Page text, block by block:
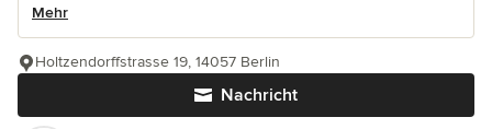
Mehr
Nachricht
Holtzendorffstrasse 19, 14057 Berlin